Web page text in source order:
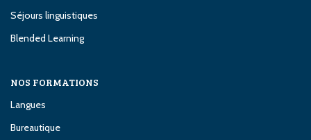
Séjours linguistiques
Blended Learning
NOS FORMATIONS
Langues
Bureautique